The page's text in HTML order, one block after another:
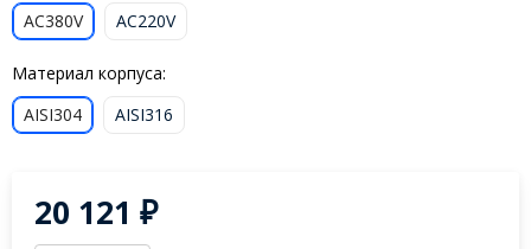
AC380V
AC220V
Материал корпуса:
AISI304
AISI316
20 121₽